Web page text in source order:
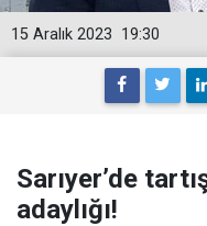
19:30
15 Aralık 2023
Sarıyer’de
adaylığı!